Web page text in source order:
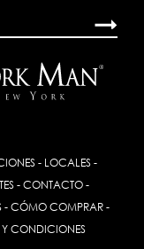
- LOCALES -
- CONTACTO-
- CÓMO COMPRAR-
Y CONDICIONES